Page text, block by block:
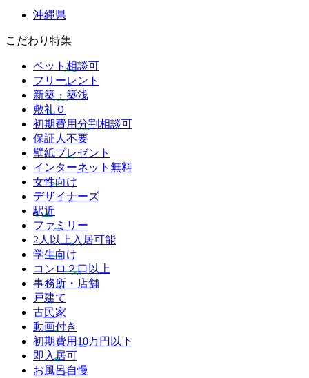
沖縄県
こだわり特集
ペット相談可
フリーレント
新築・築浅
敷礼０
初期費用分割相談可
保証人不要
壁紙プレゼント
インターネット無料
女性向け
デザイナーズ
駅近
ファミリー
2人以上入居可能
学生向け
コンロ２口以上
事務所・店舗
戸建て
古民家
動画付き
初期費用10万円以下
即入居可
お風呂自慢